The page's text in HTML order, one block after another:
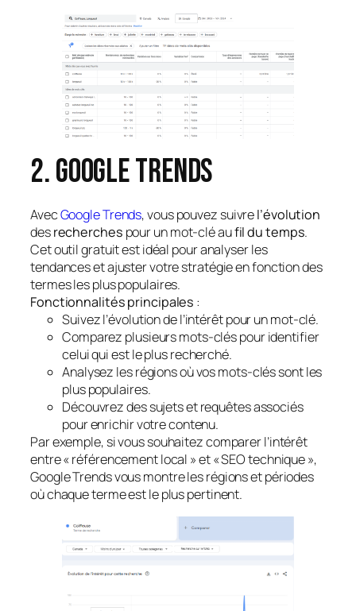
2. Google Trends
AvecGoogle Trends, vous pouvez suivrel’évolution
desrecherches pour un mot-clé aufil du temps.
Cet outil gratuit est idéal pour analyser les
tendances et ajuster votre stratégie en fonction des
termes les plus populaires.
Fonctionnalités principales :
Suivez l’évolution de l’intérêt pour un mot-clé.
Comparez plusieurs mots-clés pour identifier
celui qui est le plus recherché.
Analysez les régions où vos mots-clés sont les
plus populaires.
Découvrez des sujets et requêtes associés
pour enrichir votre contenu.
Par exemple, si vous souhaitez comparer l’intérêt
entre « référencement local » et « SEO technique »,
Google Trends vous montre les régions et périodes
où chaque terme est le plus pertinent.